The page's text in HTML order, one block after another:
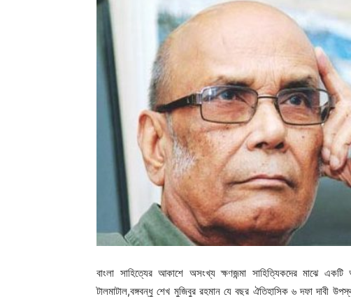
বাংলা সাহিত্যের আকাশে অসংখ্য ক্ষণজন্মা সাহিত্যিকদের মাঝে
টালমাটাল,বঙ্গবন্ধু শেখ মুজিবুর রহমান যে বছর ঐতিহাসিক ৬ দফা দাবী